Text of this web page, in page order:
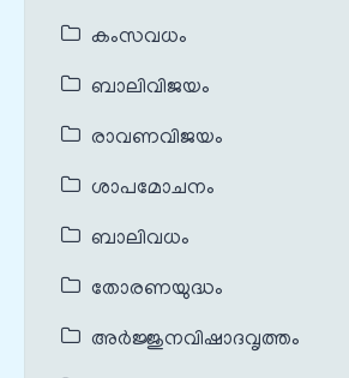
കംസവധം
ബാലിവിജയം
രാവണവിജയം
ശാപമോചനം
ബാലിവധം
തോരണയുദ്ധം
അർജ്ജുനവിഷാദവൃത്തം